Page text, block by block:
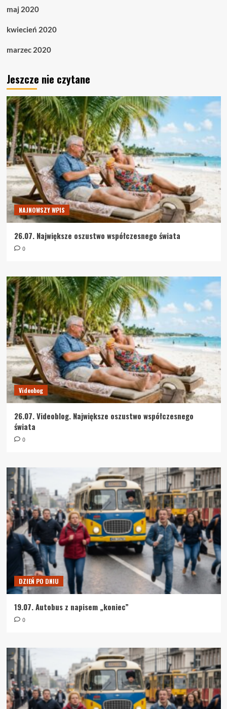
maj 2020
kwiecień 2020
marzec 2020
Jeszcze nie czytane
NAJNOWSZY WPIS
26.07. Największe oszustwo współczesnego świata
0
Videobog
26.07. Videoblog. Największe oszustwo współczesnego
świata
0
DZIEŃ PO DNIU
19.07. Autobus z napisem „koniec”
0